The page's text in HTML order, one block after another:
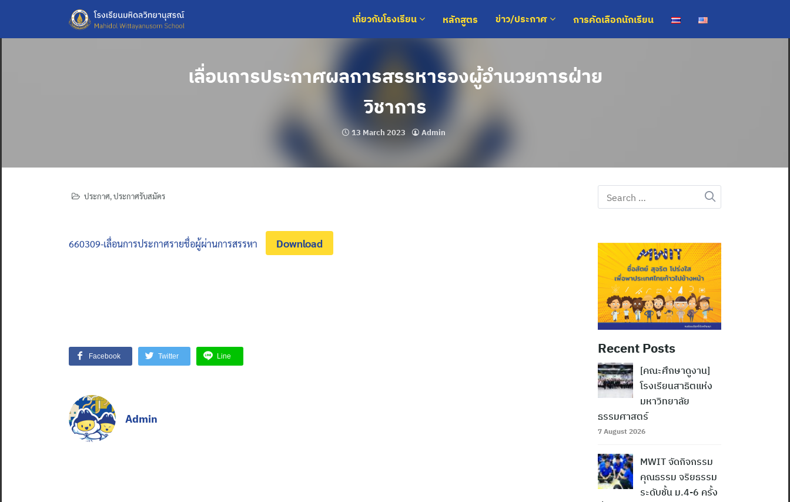
content
เกี่ยวกับโรงเรียน หลักสูตร ข่าว/ประกาศ การคัดเลือกนักเรียน
เลื่อนการประกาศผลการสรรหารองผู้อำนวยการฝ่าย
วิชาการ
13 March 2023 Admin
ประกาศ,ประกาศรับสมัคร
660309-เลื่อนการประกาศรายชื่อผู้ผ่านการสรรหา Download
Facebook Twitter Line
Admin
Search
for:
Recent Posts
[คณะศึกษาดูงาน]
โรงเรียนสาธิตแห่ง
มหาวิทยาลัย
ธรรมศาสตร์
7 August 2026
MWIT จัดกิจกรรม
คุณธรรม จริยธรรม
ระดับชั้น ม.4-6 ครั้ง